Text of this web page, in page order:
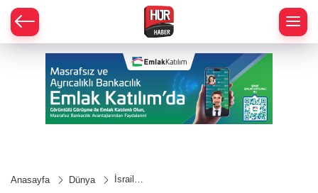
Anasayfa Dünya
İsrail